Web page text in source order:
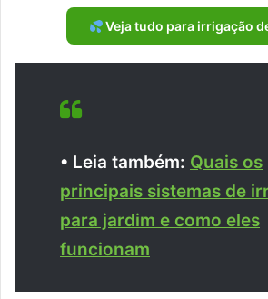
Veja tudo para irrigação
• Leia também: Quais os
principais sistemas de
para jardim e como eles
funcionam